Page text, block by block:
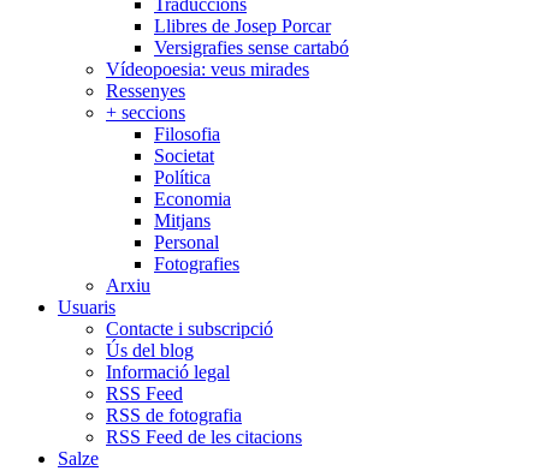
Traduccions
Llibres de Josep Porcar
Versigrafies sense cartabó
Vídeopoesia: veus mirades
Ressenyes
+ seccions
Filosofia
Societat
Política
Economia
Mitjans
Personal
Fotografies
Arxiu
Usuaris
Contacte i subscripció
Ús del blog
Informació legal
RSS Feed
RSS de fotografia
RSS Feed de les citacions
Salze